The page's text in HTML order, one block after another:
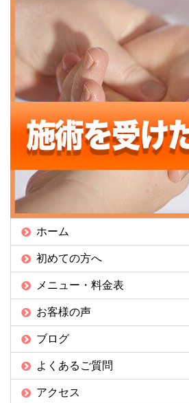
ホーム
初めての方へ
メニュー・料金表
お客様の声
ブログ
よくあるご質問
アクセス